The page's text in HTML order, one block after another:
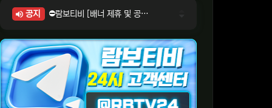
공지
⛔람보티비 [배너 제휴 및 공식 입점 문의 안내]
⛔람보티비 [정회원 등급UP! 안내사항]
⛔람보티비 [채팅방 이용시 주의사항]
⛔람보티비 [공식보증업체 안내]